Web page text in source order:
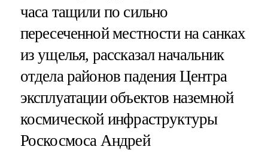
часа тащили по сильно
пересеченной местности на санках
из ущелья, рассказал начальник
отдела районов падения Центра
эксплуатации объектов наземной
космической инфраструктуры
Роскосмоса Андрей